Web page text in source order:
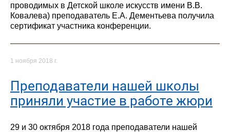
проводимых в Детской школе искусств имени В.В.
Ковалева) преподаватель Е.А. Дементьева получила
сертификат участника конференции.
1 ноября 2018 г.
Преподаватели нашей школы
приняли участие в работе жюри
29 и 30 октября 2018 года преподаватели нашей